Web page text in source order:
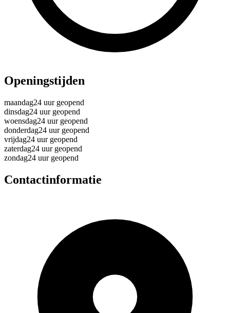
Openingstijden
maandag24 uur geopend
dinsdag24 uur geopend
woensdag24 uur geopend
donderdag24 uur geopend
vrijdag24 uur geopend
zaterdag24 uur geopend
zondag24 uur geopend
Contactinformatie